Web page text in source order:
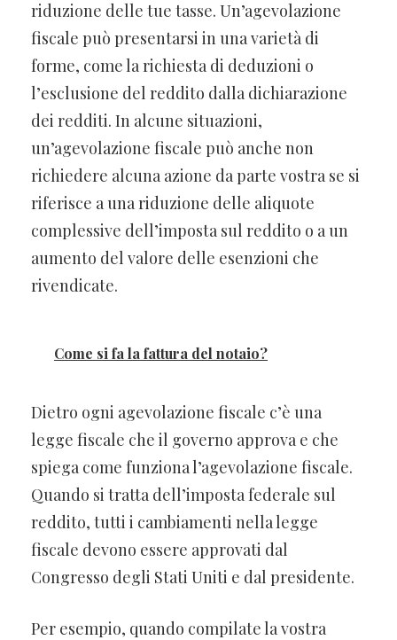
riduzione delle tue tasse. Un’agevolazione
fiscale può presentarsi in una varietà di
forme, come la richiesta di deduzioni o
l’esclusione del reddito dalla dichiarazione
dei redditi. In alcune situazioni,
un’agevolazione fiscale può anche non
richiedere alcuna azione da parte vostra se si
riferisce a una riduzione delle aliquote
complessive dell’imposta sul reddito o a un
aumento del valore delle esenzioni che
rivendicate.
Come si fa la fattura del notaio?
Dietro ogni agevolazione fiscale c’è una
legge fiscale che il governo approva e che
spiega come funziona l’agevolazione fiscale.
Quando si tratta dell’imposta federale sul
reddito, tutti i cambiamenti nella legge
fiscale devono essere approvati dal
Congresso degli Stati Uniti e dal presidente.
Per esempio, quando compilate la vostra